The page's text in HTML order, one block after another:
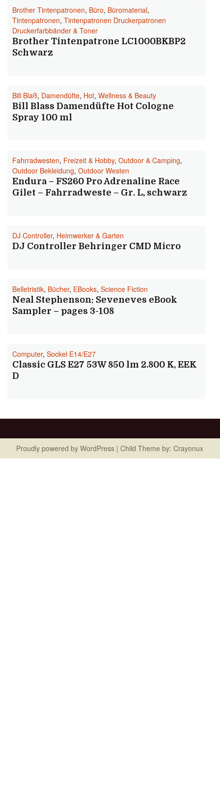
Brother Tintenpatronen, Büro, Büromaterial,
Tintenpatronen, Tintenpatronen Druckerpatronen
Druckerfarbbänder & Toner
Brother Tintenpatrone LC1000BKBP2
Schwarz
Bill Blaß, Damendüfte, Hot, Wellness & Beauty
Bill Blass Damendüfte Hot Cologne
Spray 100 ml
Fahrradwesten, Freizeit & Hobby, Outdoor & Camping,
Outdoor Bekleidung, Outdoor Westen
Endura – FS260 Pro Adrenaline Race
Gilet – Fahrradweste – Gr. L, schwarz
DJ Controller, Heimwerker & Garten
DJ Controller Behringer CMD Micro
Belletristik, Bücher, EBooks, Science Fiction
Neal Stephenson: Seveneves eBook
Sampler – pages 3-108
Computer, Sockel E14/E27
Classic GLS E27 53W 850 lm 2.800 K, EEK
D
Proudly powered by WordPress | Child Theme by: Crayonux